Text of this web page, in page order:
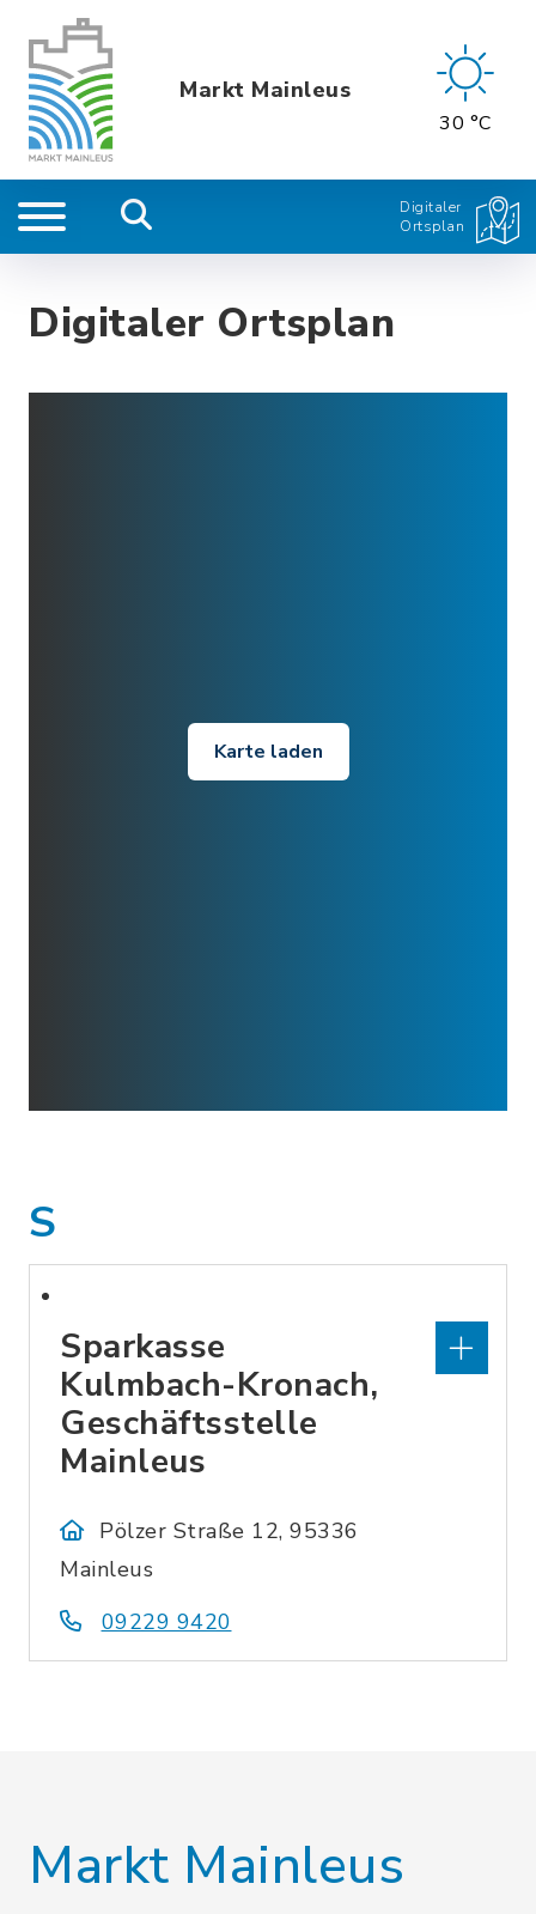
Markt Mainleus
30 °C
Digitaler
Ortsplan
Digitaler Ortsplan
Karte laden
S
Sparkasse
Kulmbach-Kronach,
Geschäftsstelle
Mainleus
Pölzer Straße 12, 95336
Mainleus
09229 9420
Markt Mainleus